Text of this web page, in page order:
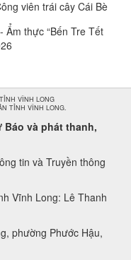
viên trái cây Cái Bè
Ẩm thực “Bến Tre Tết
VĨNH LONG
TỈNH VĨNH LONG.
và phát thanh,
tin và Truyền thông
Vĩnh Long: Lê Thanh
phường Phước Hậu,